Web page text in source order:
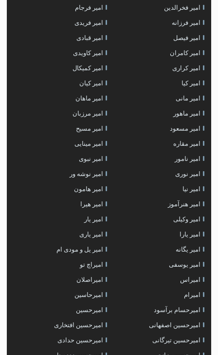
امیر فخرالدین امیر فرجام
امیر فرزانه امیر فریدی
امیر فیصل امیر قبادی
امیر کامران امیر کاویدی
امیر کراری امیر کمیکال
امیر کیا امیر کیان
امیر مانی امیر ماهان
امیر ماهور امیر مرزبان
امیر مسعود امیر مسیح
امیر مقاره امیر مینایی
امیر نامور امیر نبوی
امیر نوری امیر نوشه ور
امیر نیا امیر هامون
امیر هنرآموز امیر هیرا
امیر وکیلی امیر یار
امیر یارا امیر یاری
امیر یگانه امیر یل و مودی ام
امیر یوسفی امیراچ تو
امیراس امیراصلان
امیرام امیرحاسین
امیرحسام برآسود امیرحسین
امیرحسین اصفهانی امیرحسین افتخاری
امیرحسین تیرگانی امیرحسین حدادی